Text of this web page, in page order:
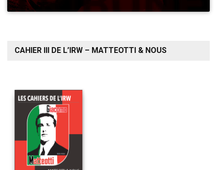
CAHIER III DE L’IRW – MATTEOTTI & NOUS